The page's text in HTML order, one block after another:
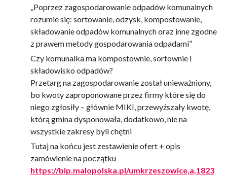
„Poprzez zagospodarowanie odpadów komunalnych
rozumie się: sortowanie, odzysk, kompostowanie,
składowanie odpadów komunalnych oraz inne zgodne
z prawem metody gospodarowania odpadami”
Czy komunalka ma kompostownie, sortownie i
składowisko odpadów?
Przetarg na zagospodarowanie został unieważniony,
bo kwoty zaproponowane przez firmy które się do
niego zgłosiły – głównie MIKI, przewyższały kwotę,
którą gmina dysponowała, dodatkowo, nie na
wszystkie zakresy byli chętni
Tutaj na końcu jest zestawienie ofert + opis
zamówienie na początku
https://bip.malopolska.pl/umkrzeszowice,a,1823